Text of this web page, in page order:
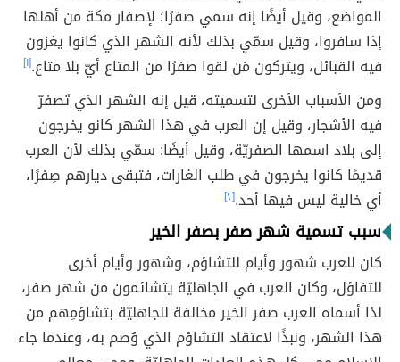
المواضع، وقيل أيضًا إنه سمي صفرًا؛ لإصفار مكة من أهلها
إذا سافروا، وقيل سمّي بذلك لأنه الشهر الذي كانوا يغزون
فيه القبائل، ويتركون مَن لقوا صفرًا من المتاع أيّ بلا متاع.[١]
ومن الأسباب الأخرى لتسميته، قيل إنه الشهر الذي تَصفرّ
فيه الأشجار، وقيل إن العرب في هذا الشهر كانو يخرجون
إلى بلاد اسمها الصفريّة، وقيل أيضًا: سمّي بذلك لأن العرب
قديمًا كانوا يخرجون في طلب الغارات، فتبقى ديارهم صِفرًا،
أي خالية ليس فيها أحد.[٢]
سبب تسمية شهر صفر بصفر الخير
كان للعرب شهور وأيام للتشاؤم، وشهور وأيام أخرى
للتفاؤل، وكان العرب في الجاهليّة يتشائمون من شهر صفر،
لذا أسماه العرب صفر الخير مخالفة للجاهليّة بتشاؤمِهم من
هذا الشهر، ونبذًا لاعتقاد التشاؤم الذي وُصم به، وعندما جاء